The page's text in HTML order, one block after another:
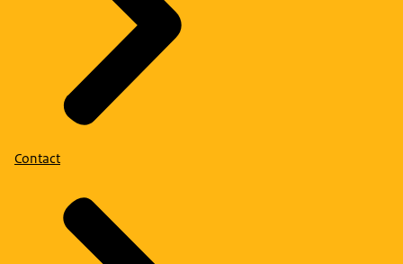
Contact